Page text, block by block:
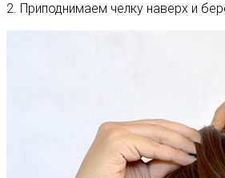
2. Приподнимаем челку наверх и